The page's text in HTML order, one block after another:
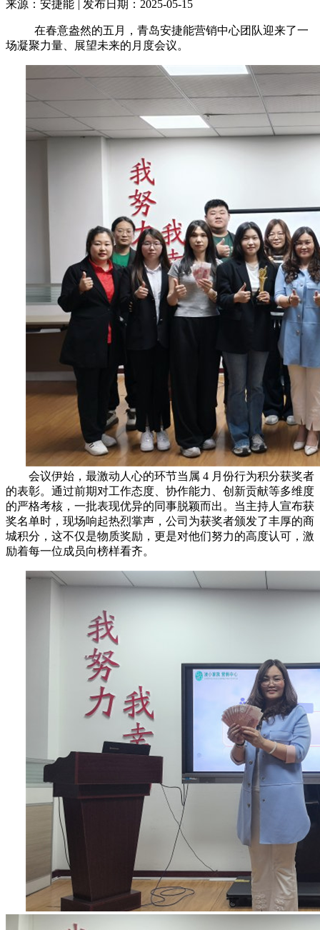
来源：安捷能 | 发布日期：2025-05-15
在春意盎然的五月，青岛安捷能营销中心团队迎来了一
场凝聚力量、展望未来的月度会议。
会议伊始，最激动人心的环节当属 4 月份行为积分获奖者
的表彰。通过前期对工作态度、协作能力、创新贡献等多维度
的严格考核，一批表现优异的同事脱颖而出。当主持人宣布获
奖名单时，现场响起热烈掌声，公司为获奖者颁发了丰厚的商
城积分，这不仅是物质奖励，更是对他们努力的高度认可，激
励着每一位成员向榜样看齐。